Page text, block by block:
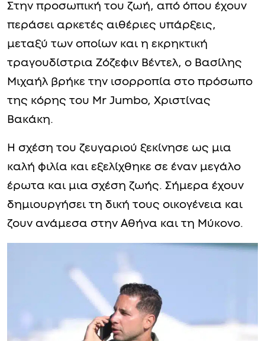
Στην προσωπική του ζωή, από όπου έχουν
περάσει αρκετές αιθέριες υπάρξεις,
μεταξύ των οποίων και η εκρηκτική
τραγουδίστρια Ζόζεφιν Βέντελ, ο Βασίλης
Μιχαήλ βρήκε την ισορροπία στο πρόσωπο
της κόρης του Mr Jumbo, Χριστίνας
Βακάκη.
Η σχέση του ζευγαριού ξεκίνησε ως μια
καλή φιλία και εξελίχθηκε σε έναν μεγάλο
έρωτα και μια σχέση ζωής. Σήμερα έχουν
δημιουργήσει τη δική τους οικογένεια και
ζουν ανάμεσα στην Αθήνα και τη Μύκονο.